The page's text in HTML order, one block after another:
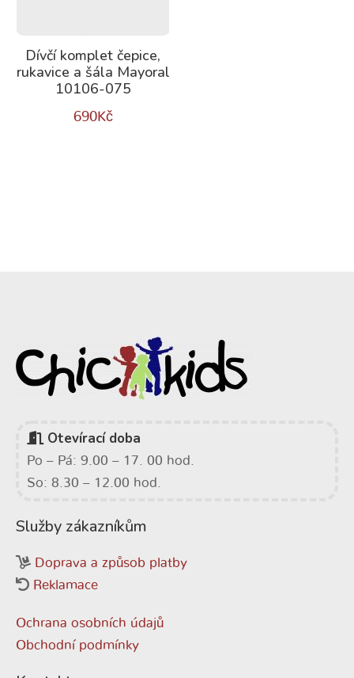
Dívčí komplet čepice,
rukavice a šála Mayoral
10106-075
690Kč
Otevírací doba
Po – Pá: 9.00 – 17. 00 hod.
So: 8.30 – 12.00 hod.
Služby zákazníkům
Doprava a způsob platby
Reklamace
Ochrana osobních údajů
Obchodní podmínky